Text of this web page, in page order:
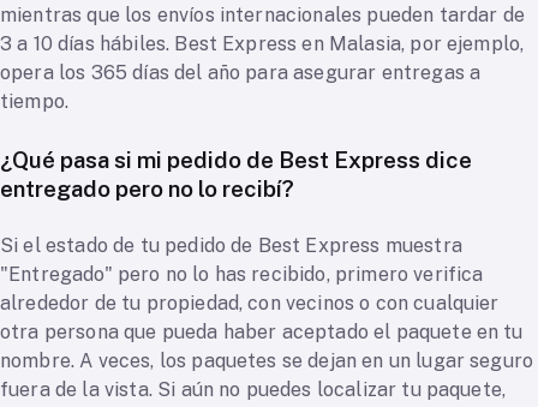
mientras que los envíos internacionales pueden tardar de
3 a 10 días hábiles. Best Express en Malasia, por ejemplo,
opera los 365 días del año para asegurar entregas a
tiempo.
¿Qué pasa si mi pedido de Best Express dice
entregado pero no lo recibí?
Si el estado de tu pedido de Best Express muestra
"Entregado" pero no lo has recibido, primero verifica
alrededor de tu propiedad, con vecinos o con cualquier
otra persona que pueda haber aceptado el paquete en tu
nombre. A veces, los paquetes se dejan en un lugar seguro
fuera de la vista. Si aún no puedes localizar tu paquete,